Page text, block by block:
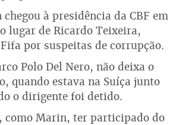
à presidência da CBF em
lugar de Ricardo Teixeira,
por suspeitas de corrupção.
Polo Del Nero, não deixa o
quando estava na Suíça junto
o dirigente foi detido.
como Marin, ter participado do